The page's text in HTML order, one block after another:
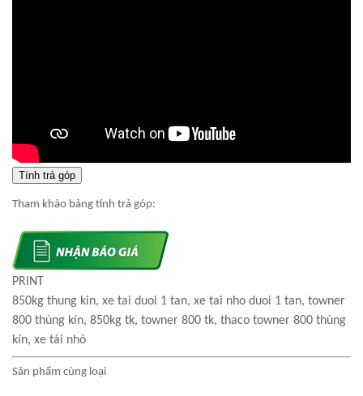
Tính trả góp
Tham khảo bảng tính trả góp:
PRINT
850kg thung kin, xe tai duoi 1 tan, xe tai nho duoi 1 tan, towner
800 thùng kín, 850kg tk, towner 800 tk, thaco towner 800 thùng
kín, xe tải nhỏ
Sản phẩm cùng loại